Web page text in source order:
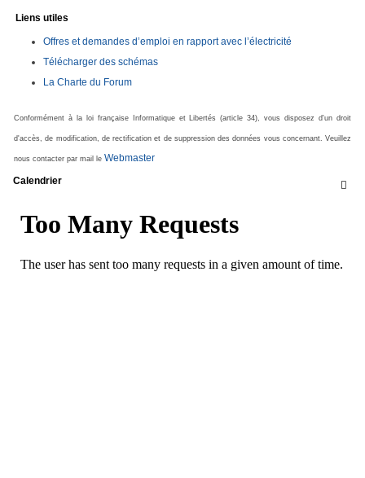
Liens utiles
Offres et demandes d’emploi en rapport avec l’électricité
Télécharger des schémas
La Charte du Forum
Conformément à la loi française Informatique et Libertés (article 34), vous disposez d'un droit
d'accès, de modification, de rectification et de suppression des données vous concernant. Veuillez
nous contacter par mail le Webmaster

Calendrier